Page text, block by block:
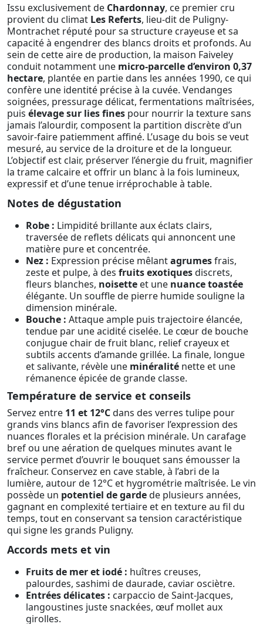
Issu exclusivement de Chardonnay, ce premier cru
provient du climat Les Referts, lieu-dit de Puligny-
Montrachet réputé pour sa structure crayeuse et sa
capacité à engendrer des blancs droits et profonds. Au
sein de cette aire de production, la maison Faiveley
conduit notamment une micro-parcelle d’environ 0,37
hectare, plantée en partie dans les années 1990, ce qui
confère une identité précise à la cuvée. Vendanges
soignées, pressurage délicat, fermentations maîtrisées,
puis élevage sur lies fines pour nourrir la texture sans
jamais l’alourdir, composent la partition discrète d’un
savoir-faire patiemment affiné. L’usage du bois se veut
mesuré, au service de la droiture et de la longueur.
L’objectif est clair, préserver l’énergie du fruit, magnifier
la trame calcaire et offrir un blanc à la fois lumineux,
expressif et d’une tenue irréprochable à table.
Notes de dégustation
Robe : Limpidité brillante aux éclats clairs,
traversée de reflets délicats qui annoncent une
matière pure et concentrée.
Nez : Expression précise mêlantagrumesfrais,
zeste et pulpe, à des fruits exotiquesdiscrets,
fleurs blanches, noisette et une nuance toastée
élégante. Un souffle de pierre humide souligne la
dimension minérale.
Bouche : Attaque ample puis trajectoire élancée,
tendue par une acidité ciselée. Le cœur de bouche
conjugue chair de fruit blanc, relief crayeux et
subtils accents d’amande grillée. La finale, longue
et salivante, révèle une minéralité nette et une
rémanence épicée de grande classe.
Température de service et conseils
Servez entre 11 et 12°Cdans des verres tulipe pour
grands vins blancs afin de favoriser l’expression des
nuances florales et la précision minérale. Un carafage
bref ou une aération de quelques minutes avant le
service permet d’ouvrir le bouquet sans émousser la
fraîcheur. Conservez en cave stable, à l’abri de la
lumière, autour de 12°C et hygrométrie maîtrisée. Le vin
possède un potentiel de gardede plusieurs années,
gagnant en complexité tertiaire et en texture au fil du
temps, tout en conservant sa tension caractéristique
qui signe les grands Puligny.
Accords mets et vin
Fruits de mer et iodé : huîtres creuses,
palourdes, sashimi de daurade, caviar osciètre.
Entrées délicates : carpaccio de Saint-Jacques,
langoustines juste snackées, œuf mollet aux
girolles.